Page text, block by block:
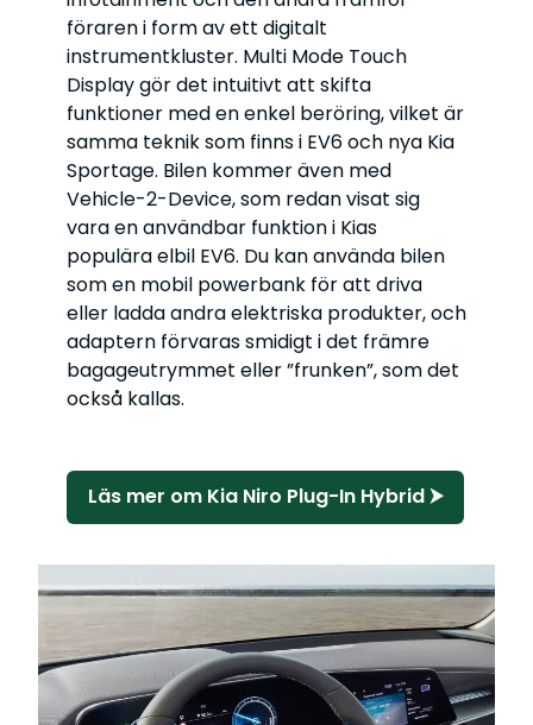
föraren i form av ett digitalt
instrumentkluster. Multi Mode Touch
Display gör det intuitivt att skifta
funktioner med en enkel beröring, vilket är
samma teknik som finns i EV6 och nya Kia
Sportage. Bilen kommer även med
Vehicle-2-Device, som redan visat sig
vara en användbar funktion i Kias
populära elbil EV6. Du kan använda bilen
som en mobil powerbank för att driva
eller ladda andra elektriska produkter, och
adaptern förvaras smidigt i det främre
bagageutrymmet eller ”frunken”, som det
också kallas.
Läs mer om Kia Niro Plug-In Hybrid ⮞